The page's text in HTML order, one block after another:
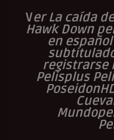
Ver La caída
Hawk Down
en
subtitulado
registrarse
Pelisplus